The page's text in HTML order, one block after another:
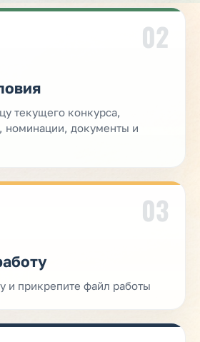
02
текущего конкурса,
номинации, документы и
03
и прикрепите файл работы